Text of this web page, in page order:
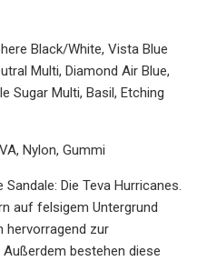
Black/White, Vista Blue
Multi, Diamond Air Blue,
Sugar Multi, Basil, Etching
Nylon, Gummi
Die Teva Hurricanes.
auf felsigem Untergrund
hervorragend zur
bestehen diese